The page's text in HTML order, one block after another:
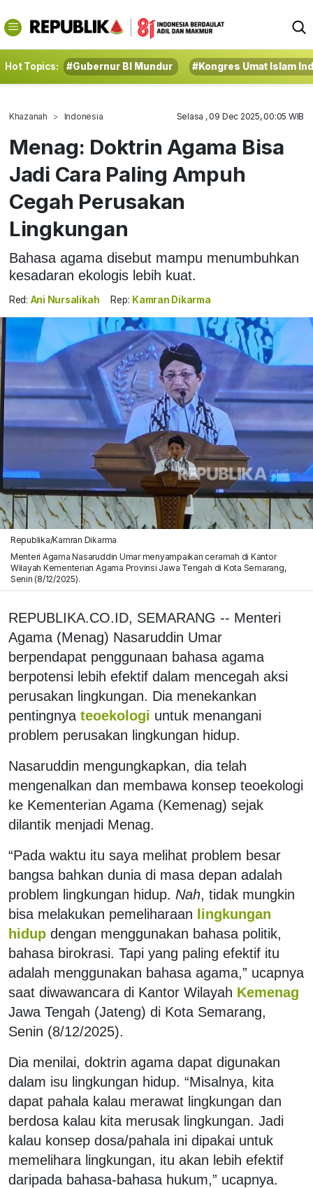
Hot Topics: #Gubernur BI Mundur #Kongres Umat Islam
Khazanah Indonesia Selasa , 09 Dec 2025, 00:05 WIB
Menag: Doktrin Agama Bisa
Jadi Cara Paling Ampuh
Cegah Perusakan
Lingkungan
Bahasa agama disebut mampu menumbuhkan
kesadaran ekologis lebih kuat.
Red: Ani Nursalikah Rep: Kamran Dikarma
Republika/Kamran Dikarma
Menteri Agama Nasaruddin Umar menyampaikan ceramah di Kantor
Wilayah Kementerian Agama Provinsi Jawa Tengah di Kota Semarang,
Senin (8/12/2025).
REPUBLIKA.CO.ID, SEMARANG -- Menteri
Agama (Menag) Nasaruddin Umar
berpendapat penggunaan bahasa agama
berpotensi lebih efektif dalam mencegah aksi
perusakan lingkungan. Dia menekankan
pentingnya teoekologi untuk menangani
problem perusakan lingkungan hidup.
Nasaruddin mengungkapkan, dia telah
mengenalkan dan membawa konsep teoekologi
ke Kementerian Agama (Kemenag) sejak
dilantik menjadi Menag.
“Pada waktu itu saya melihat problem besar
bangsa bahkan dunia di masa depan adalah
problem lingkungan hidup. Nah, tidak mungkin
bisa melakukan pemeliharaan lingkungan
hidup dengan menggunakan bahasa politik,
bahasa birokrasi. Tapi yang paling efektif itu
adalah menggunakan bahasa agama,” ucapnya
saat diwawancara di Kantor Wilayah Kemenag
Jawa Tengah (Jateng) di Kota Semarang,
Senin (8/12/2025).
Dia menilai, doktrin agama dapat digunakan
dalam isu lingkungan hidup. “Misalnya, kita
dapat pahala kalau merawat lingkungan dan
berdosa kalau kita merusak lingkungan. Jadi
kalau konsep dosa/pahala ini dipakai untuk
memelihara lingkungan, itu akan lebih efektif
daripada bahasa-bahasa hukum,” ucapnya.